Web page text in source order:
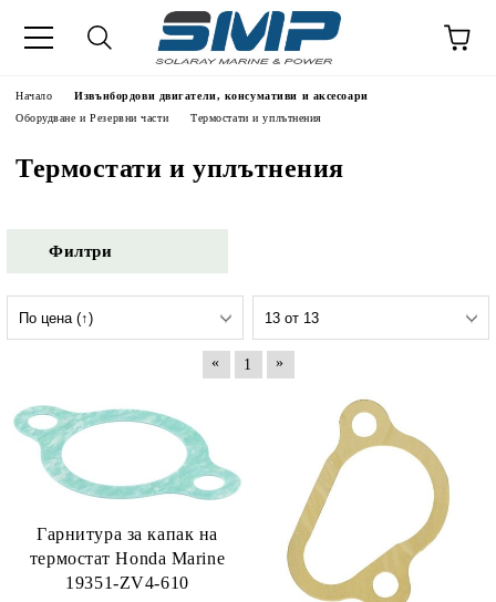
Начало
Извънбордови двигатели, консумативи и аксесоари
Оборудване и Резервни части
Термостати и уплътнения
Термостати и уплътнения
Филтри
« 1 »
Гарнитура за капак на
термостат Honda Marine
19351-ZV4-610